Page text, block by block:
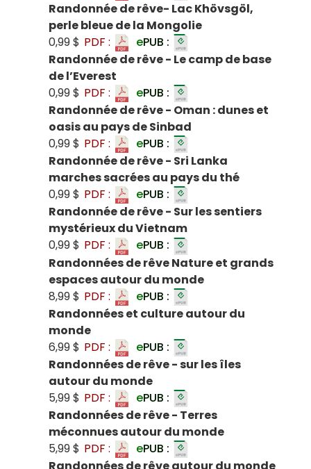
Randonnée de rêve- Lac Khövsgöl,
perle bleue de la Mongolie
0,99 $ PDF : ePUB :
Randonnée de rêve - Le camp de base
de l’Everest
0,99 $ PDF : ePUB :
Randonnée de rêve - Oman : dunes et
oasis au pays de Sinbad
0,99 $ PDF : ePUB :
Randonnée de rêve - Sri Lanka
marches sacrées au pays du thé
0,99 $ PDF : ePUB :
Randonnée de rêve - Sur les sentiers
mystérieux du Vietnam
0,99 $ PDF : ePUB :
Randonnées de rêve Nature et grands
espaces autour du monde
8,99 $ PDF : ePUB :
Randonnées et culture autour du
monde
6,99 $ PDF : ePUB :
Randonnées de rêve - sur les îles
autour du monde
5,99 $ PDF : ePUB :
Randonnées de rêve - Terres
méconnues autour du monde
5,99 $ PDF : ePUB :